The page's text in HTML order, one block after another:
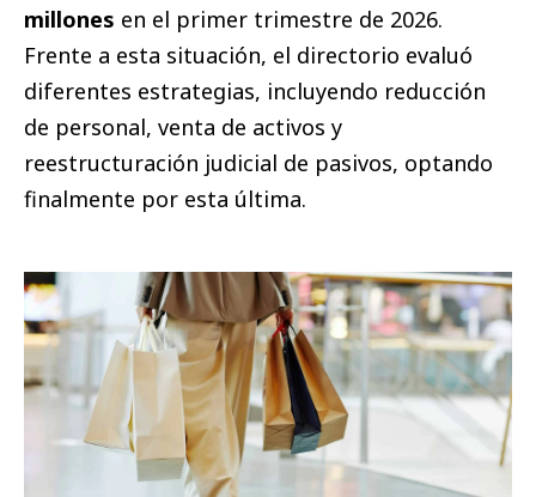
millones en el primer trimestre de 2026.
Frente a esta situación, el directorio evaluó
diferentes estrategias, incluyendo reducción
de personal, venta de activos y
reestructuración judicial de pasivos, optando
finalmente por esta última.